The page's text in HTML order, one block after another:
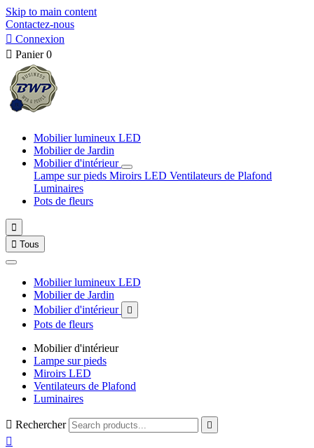
Skip to main content
Contactez-nous
 Connexion
 Panier 0
Mobilier lumineux LED
Mobilier de Jardin
Mobilier d'intérieur
Lampe sur pieds Miroirs LED Ventilateurs de Plafond
Luminaires
Pots de fleurs

 Tous
Mobilier lumineux LED
Mobilier de Jardin
Mobilier d'intérieur

Pots de fleurs
Mobilier d'intérieur
Lampe sur pieds
Miroirs LED
Ventilateurs de Plafond
Luminaires
 Rechercher 
